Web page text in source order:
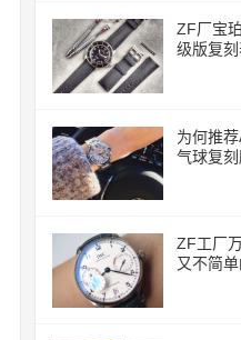
ZF厂宝
级版复
为何推
气球复
ZF工厂
又不简